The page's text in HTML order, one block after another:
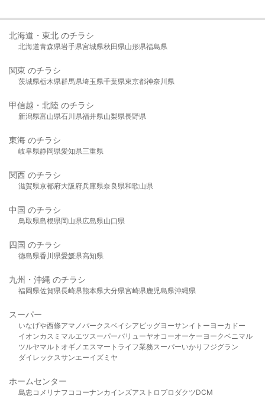
北海道・東北 のチラシ
北海道青森県岩手県宮城県秋田県山形県福島県
関東 のチラシ
茨城県栃木県群馬県埼玉県千葉県東京都神奈川県
甲信越・北陸 のチラシ
新潟県富山県石川県福井県山梨県長野県
東海 のチラシ
岐阜県静岡県愛知県三重県
関西 のチラシ
滋賀県京都府大阪府兵庫県奈良県和歌山県
中国 のチラシ
鳥取県島根県岡山県広島県山口県
四国 のチラシ
徳島県香川県愛媛県高知県
九州・沖縄 のチラシ
福岡県佐賀県長崎県熊本県大分県宮崎県鹿児島県沖縄県
スーパー
いなげや西條アマノパークスベイシア ビッグヨーサンイトーヨーカドー
イオンカスミ マルエツスーパーバリューヤオコーオーケー ヨークベニマル
ツルヤマルト オギノ エスマート ライフ業務スーパーいかり フジグラン
ダイレックスサンエーイズミヤ
ホームセンター
島忠 コメリ ナフコ コーナンカインズアストロプロダクツDCM